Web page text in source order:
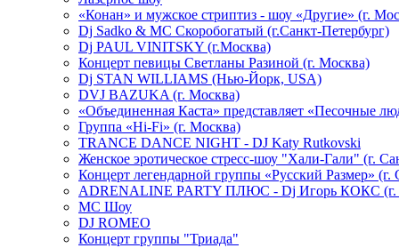
«Конан» и мужское стриптиз - шоу «Другие» (г.
Dj Sadko & МС Скоробогатый (г.Санкт-Петербург)
Dj PAUL VINITSKY (г.Москва)
Концерт певицы Светланы Разиной (г. Москва)
Dj STAN WILLIAMS (Нью-Йорк, USA)
DVJ BAZUKA (г. Москва)
«Объединенная Каста» представляет «Песочные
Группа «Hi-Fi» (г. Москва)
TRANCE DANCE NIGHT - DJ Katy Rutkovski
Женское эротическое стресс-шоу "Хали-Гали" (г.
Концерт легендарной группы «Русский Размер» (г.
ADRENALINE PARTY ПЛЮС - Dj Игорь КОКС (г.
MC Шоу
DJ ROMEO
Концерт группы "Триада"